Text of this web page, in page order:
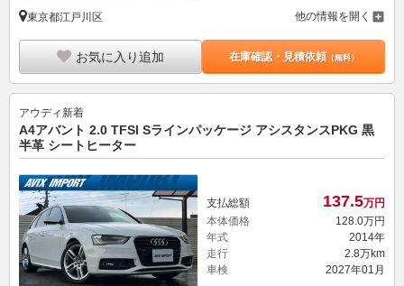
東京都江戸川区 他の情報を開く
お気に入り追加 在庫確認・見積依頼（無料）
アウディ新着
A4アバント 2.0 TFSI Sラインパッケージ アシスタンスPKG 黒
半革 シートヒーター
支払総額 137.5万円
本体価格
128.0万円
年式
2014年
走行
2.8万km
車検
2027年01月